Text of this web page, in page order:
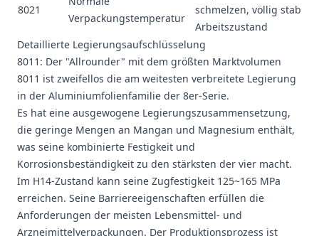
8021
Verpackungstemperatur
schmelzen, völlig stabil
Arbeitszustand
Detaillierte Legierungsaufschlüsselung
8011: Der "Allrounder" mit dem größten Marktvolumen
8011 ist zweifellos die am weitesten verbreitete Legierung
in der Aluminiumfolienfamilie der 8er-Serie.
Es hat eine ausgewogene Legierungszusammensetzung,
die geringe Mengen an Mangan und Magnesium enthält,
was seine kombinierte Festigkeit und
Korrosionsbeständigkeit zu den stärksten der vier macht.
Im H14-Zustand kann seine Zugfestigkeit 125~165 MPa
erreichen. Seine Barriereeigenschaften erfüllen die
Anforderungen der meisten Lebensmittel- und
Arzneimittelverpackungen. Der Produktionsprozess ist